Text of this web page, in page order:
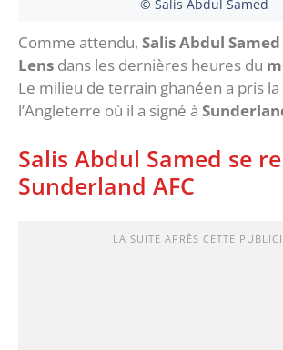
© Salis Abdul Samed
Comme attendu, Salis Abdul Samed
Lens dans les dernières heures du
Le milieu de terrain ghanéen a pris
l’Angleterre où il a signé à
Salis Abdul Samed se
Sunderland AFC
LA SUITE APRÈS CETTE